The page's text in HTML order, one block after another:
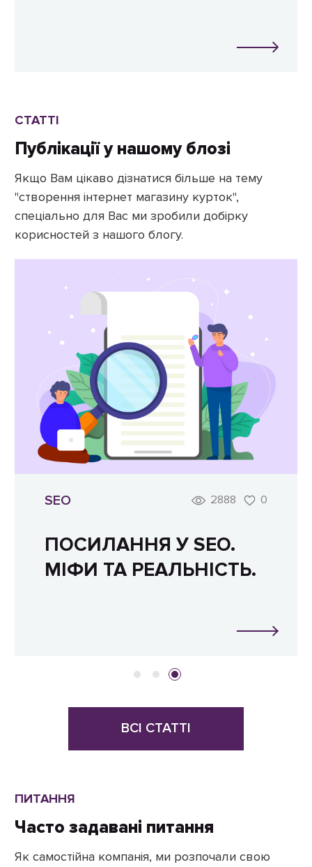
СТАТТІ
Публікації у нашому блозі
Якщо Вам цікаво дізнатися більше на тему
"створення інтернет магазину курток",
спеціально для Вас ми зробили добірку
корисностей з нашого блогу.
SEO 2888 0
ПОСИЛАННЯ У SEO.
МІФИ ТА РЕАЛЬНІСТЬ.
ВСІ СТАТТІ
ПИТАННЯ
Часто задавані питання
Як самостійна компанія, ми розпочали свою